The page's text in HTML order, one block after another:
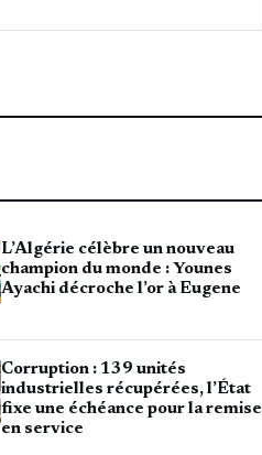
L’Algérie célèbre un nouveau
champion du monde : Younes
Ayachi décroche l’or à Eugene
Corruption : 139 unités
industrielles récupérées, l’État
fixe une échéance pour la remise
en service